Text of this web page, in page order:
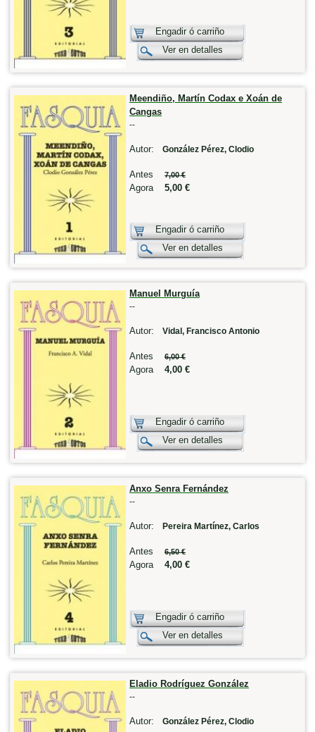
Engadir ó carriño
Ver en detalles
Meendiño, Martín Codax e Xoán de
Cangas
--
Autor: González Pérez, Clodio
Antes 7,00 €
Agora 5,00 €
Engadir ó carriño
Ver en detalles
Manuel Murguía
--
Autor: Vidal, Francisco Antonio
Antes 6,00 €
Agora 4,00 €
Engadir ó carriño
Ver en detalles
Anxo Senra Fernández
--
Autor: Pereira Martínez, Carlos
Antes 6,50 €
Agora 4,00 €
Engadir ó carriño
Ver en detalles
Eladio Rodríguez González
--
Autor: González Pérez, Clodio